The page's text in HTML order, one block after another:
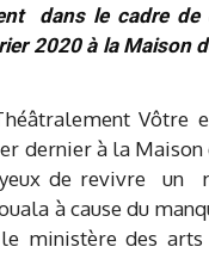
dans le cadre de
2020 à la Maison
Vôtre
dernier à la Maison
de revivre un
à cause du
ministère des